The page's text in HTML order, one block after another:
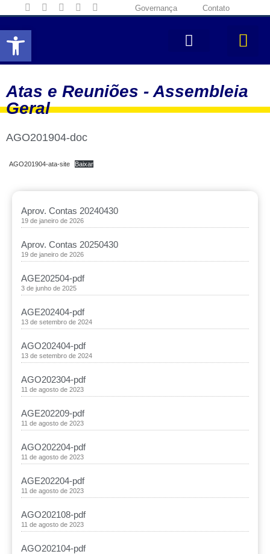
Abrir a barra de ferramentas
Governança Contato
Atas e Reuniões - Assembleia
Geral
AGO201904-doc
AGO201904-ata-site Baixar
Aprov. Contas 20240430
19 de janeiro de 2026
Aprov. Contas 20250430
19 de janeiro de 2026
AGE202504-pdf
3 de junho de 2025
AGE202404-pdf
13 de setembro de 2024
AGO202404-pdf
13 de setembro de 2024
AGO202304-pdf
11 de agosto de 2023
AGE202209-pdf
11 de agosto de 2023
AGO202204-pdf
11 de agosto de 2023
AGE202204-pdf
11 de agosto de 2023
AGO202108-pdf
11 de agosto de 2023
AGO202104-pdf